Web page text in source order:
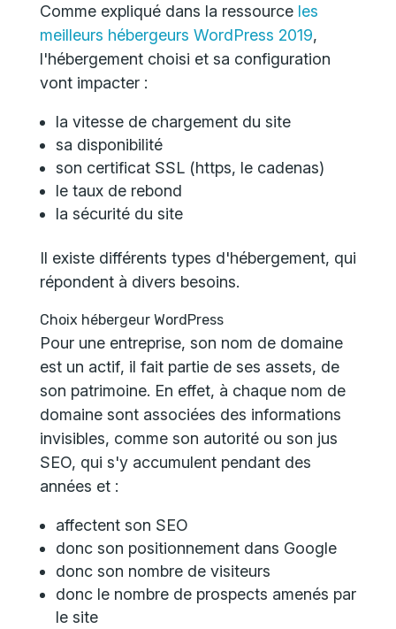
Comme expliqué dans la ressource les
meilleurs hébergeurs WordPress 2019,
l'hébergement choisi et sa configuration
vont impacter :
la vitesse de chargement du site
sa disponibilité
son certificat SSL (https, le cadenas)
le taux de rebond
la sécurité du site
Il existe différents types d'hébergement, qui
répondent à divers besoins.
Choix hébergeur WordPress
Pour une entreprise, son nom de domaine
est un actif, il fait partie de ses assets, de
son patrimoine. En effet, à chaque nom de
domaine sont associées des informations
invisibles, comme son autorité ou son jus
SEO, qui s'y accumulent pendant des
années et :
affectent son SEO
donc son positionnement dans Google
donc son nombre de visiteurs
donc le nombre de prospects amenés par
le site